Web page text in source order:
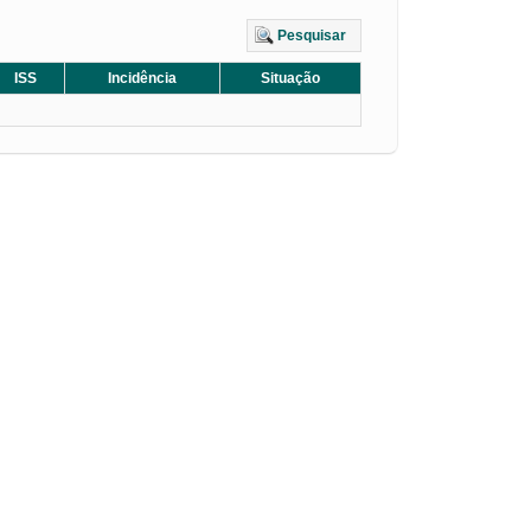
Pesquisar
ISS Incidência
Situação